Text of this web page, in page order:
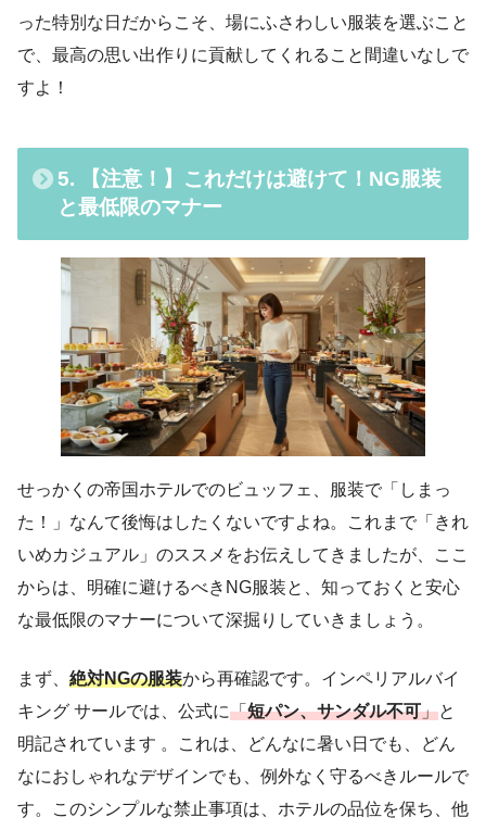
った特別な日だからこそ、場にふさわしい服装を選ぶこと
で、最高の思い出作りに貢献してくれること間違いなしで
すよ！
5. 【注意！】これだけは避けて！NG服装
と最低限のマナー
せっかくの帝国ホテルでのビュッフェ、服装で「しまっ
た！」なんて後悔はしたくないですよね。これまで「きれ
いめカジュアル」のススメをお伝えしてきましたが、ここ
からは、明確に避けるべきNG服装と、知っておくと安心
な最低限のマナーについて深掘りしていきましょう。
まず、 絶対NGの服装から再確認です。インペリアルバイ
キング サールでは、公式に「短パン、サンダル不可」と
明記されています 。これは、どんなに暑い日でも、どん
なにおしゃれなデザインでも、例外なく守るべきルールで
す。このシンプルな禁止事項は、ホテルの品位を保ち、他